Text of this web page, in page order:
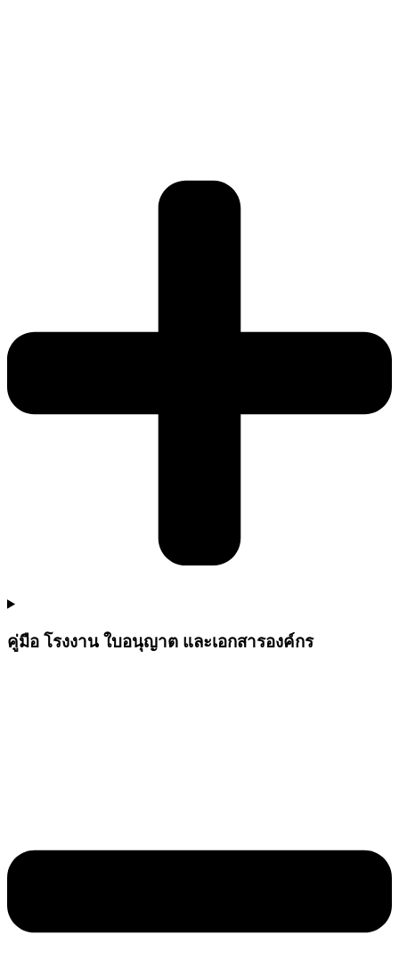
คู่มือ โรงงาน ใบอนุญาต และเอกสารองค์กร